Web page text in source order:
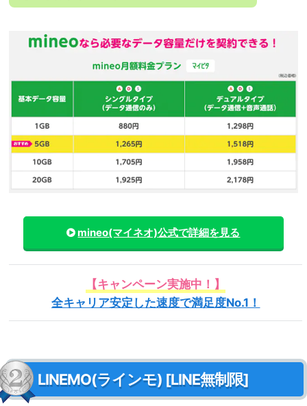
mineo(マイネオ)公式で詳細を見る
【キャンペーン実施中！】
全キャリア安定した速度で満足度No.1！
LINEMO(ラインモ) [LINE無制限]